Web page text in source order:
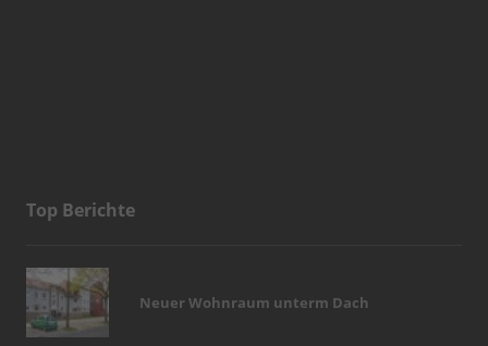
Top Berichte
Neuer Wohnraum unterm Dach